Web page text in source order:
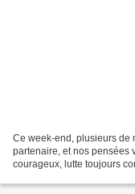
Ce week-end, plusieurs de
partenaire, et nos pensées
courageux, lutte toujours